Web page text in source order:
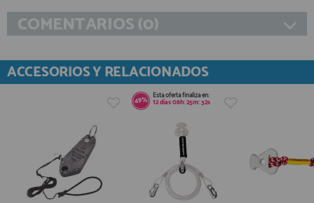
COMENTARIOS (0)
ACCESORIOS Y RELACIONADOS
49% Esta oferta finaliza en:
12días08h:25m:32s